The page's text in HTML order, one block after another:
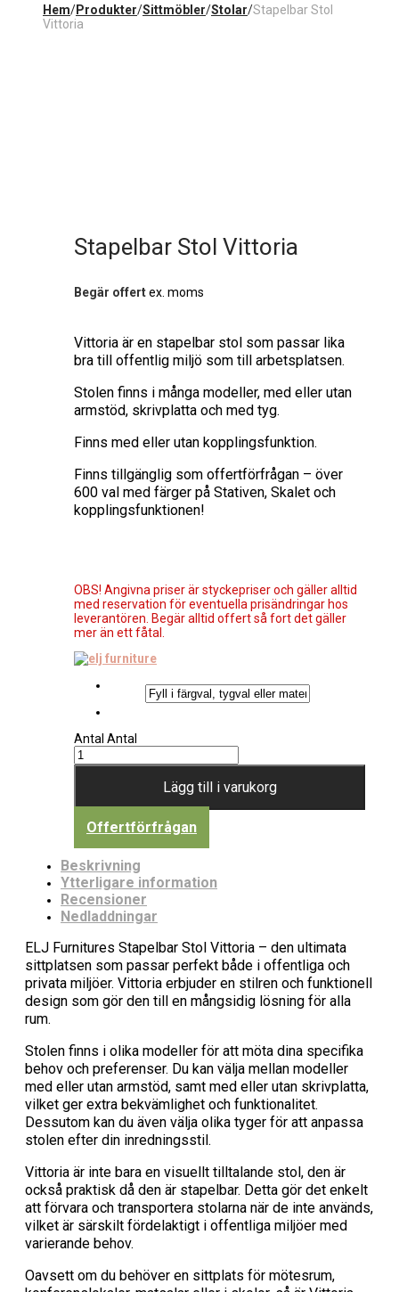
Hem/Produkter/Sittmöbler/Stolar/Stapelbar Stol
Vittoria
Stapelbar Stol Vittoria
Begär offertex. moms
Vittoria är en stapelbar stol som passar lika
bra till offentlig miljö som till arbetsplatsen.
Stolen finns i många modeller, med eller utan
armstöd, skrivplatta och med tyg.
Finns med eller utan kopplingsfunktion.
Finns tillgänglig som offertförfrågan – över
600 val med färger på Stativen, Skalet och
kopplingsfunktionen!
OBS! Angivna priser är styckepriser och gäller alltid
med reservation för eventuella prisändringar hos
leverantören. Begär alltid offert så fort det gäller
mer än ett fåtal.
Antal Antal
Lägg till i varukorg
Offertförfrågan
Beskrivning
Ytterligare information
Recensioner
Nedladdningar
ELJ Furnitures Stapelbar Stol Vittoria – den ultimata
sittplatsen som passar perfekt både i offentliga och
privata miljöer. Vittoria erbjuder en stilren och funktionell
design som gör den till en mångsidig lösning för alla
rum.
Stolen finns i olika modeller för att möta dina specifika
behov och preferenser. Du kan välja mellan modeller
med eller utan armstöd, samt med eller utan skrivplatta,
vilket ger extra bekvämlighet och funktionalitet.
Dessutom kan du även välja olika tyger för att anpassa
stolen efter din inredningsstil.
Vittoria är inte bara en visuellt tilltalande stol, den är
också praktisk då den är stapelbar. Detta gör det enkelt
att förvara och transportera stolarna när de inte används,
vilket är särskilt fördelaktigt i offentliga miljöer med
varierande behov.
Oavsett om du behöver en sittplats för mötesrum,